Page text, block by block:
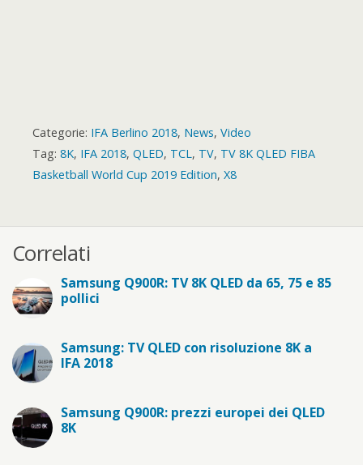
Categorie: IFA Berlino 2018, News, Video
Tag: 8K, IFA 2018, QLED, TCL , TV, TV 8K QLED FIBA
Basketball World Cup 2019 Edition, X8
Correlati
Samsung Q900R: TV 8K QLED da 65, 75 e 85
pollici
Samsung: TV QLED con risoluzione 8K a
IFA 2018
Samsung Q900R: prezzi europei dei QLED
8K